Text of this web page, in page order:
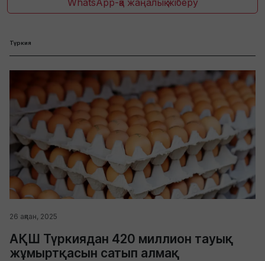
Түркия
26 ақпан, 2025
АҚШ Түркиядан 420 миллион тауық
жұмыртқасын сатып алмақ